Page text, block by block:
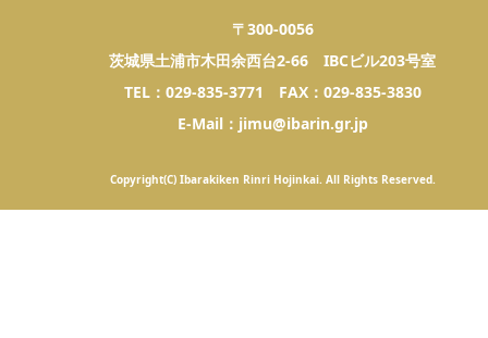
〒300-0056
茨城県土浦市木田余西台2-66 IBCビル203号室
TEL：029-835-3771 FAX：029-835-3830
E-Mail：jimu@ibarin.gr.jp
Copyright(C) Ibarakiken Rinri Hojinkai. All Rights Reserved.